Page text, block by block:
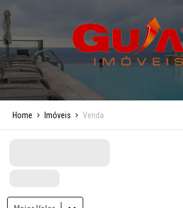
Home Imóveis Venda